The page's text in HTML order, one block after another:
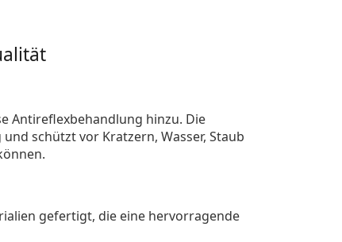
Antireflexbehandlung hinzu. Die
schützt vor Kratzern, Wasser, Staub
gefertigt, die eine hervorragende